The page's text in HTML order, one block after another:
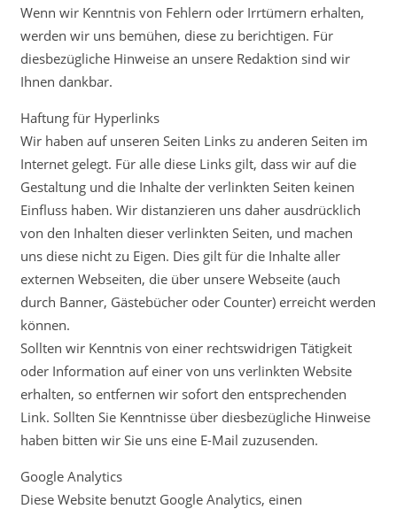
Wenn wir Kenntnis von Fehlern oder Irrtümern erhalten,
werden wir uns bemühen, diese zu berichtigen. Für
diesbezügliche Hinweise an unsere Redaktion sind wir
Ihnen dankbar.
Haftung für Hyperlinks
Wir haben auf unseren Seiten Links zu anderen Seiten im
Internet gelegt. Für alle diese Links gilt, dass wir auf die
Gestaltung und die Inhalte der verlinkten Seiten keinen
Einfluss haben. Wir distanzieren uns daher ausdrücklich
von den Inhalten dieser verlinkten Seiten, und machen
uns diese nicht zu Eigen. Dies gilt für die Inhalte aller
externen Webseiten, die über unsere Webseite (auch
durch Banner, Gästebücher oder Counter) erreicht werden
können.
Sollten wir Kenntnis von einer rechtswidrigen Tätigkeit
oder Information auf einer von uns verlinkten Website
erhalten, so entfernen wir sofort den entsprechenden
Link. Sollten Sie Kenntnisse über diesbezügliche Hinweise
haben bitten wir Sie uns eine E-Mail zuzusenden.
Google Analytics
Diese Website benutzt Google Analytics, einen